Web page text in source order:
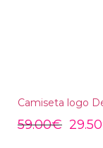
Camiseta logo
59.00€ 29.50